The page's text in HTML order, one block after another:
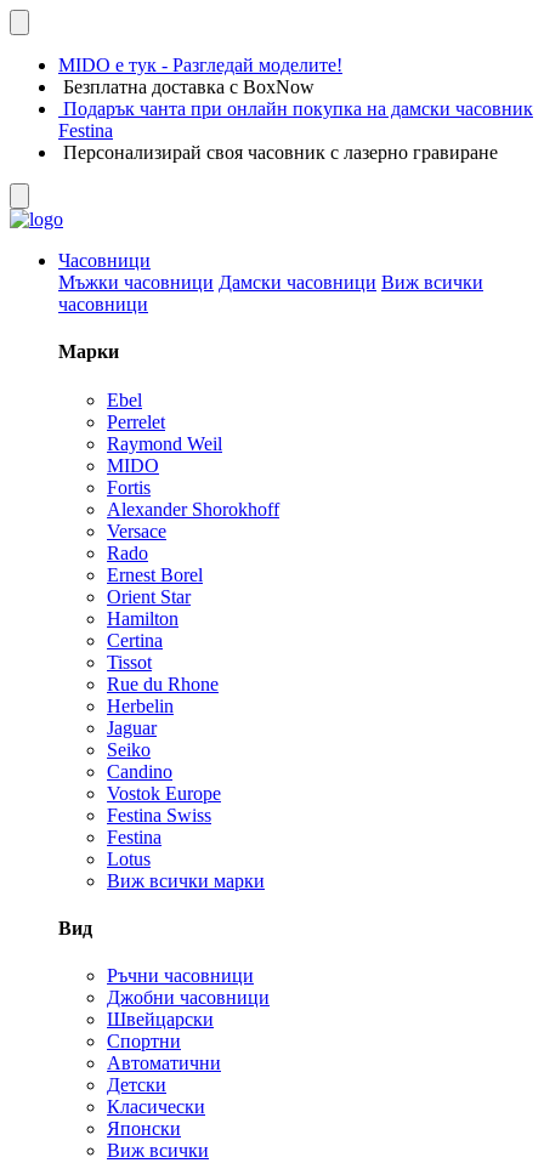
MIDO е тук - Разгледай моделите!
Безплатна доставка с BoxNow
Подарък чанта при онлайн покупка на дамски часовник
Festina
Персонализирай своя часовник с лазерно гравиране
Часовници
Мъжки часовници Дамски часовници Виж всички
часовници
Марки
Ebel
Perrelet
Raymond Weil
MIDO
Fortis
Alexander Shorokhoff
Versace
Rado
Ernest Borel
Orient Star
Hamilton
Certina
Tissot
Rue du Rhone
Herbelin
Jaguar
Seiko
Candino
Vostok Europe
Festina Swiss
Festina
Lotus
Виж всички марки
Вид
Ръчни часовници
Джобни часовници
Швейцарски
Спортни
Автоматични
Детски
Класически
Японски
Виж всички